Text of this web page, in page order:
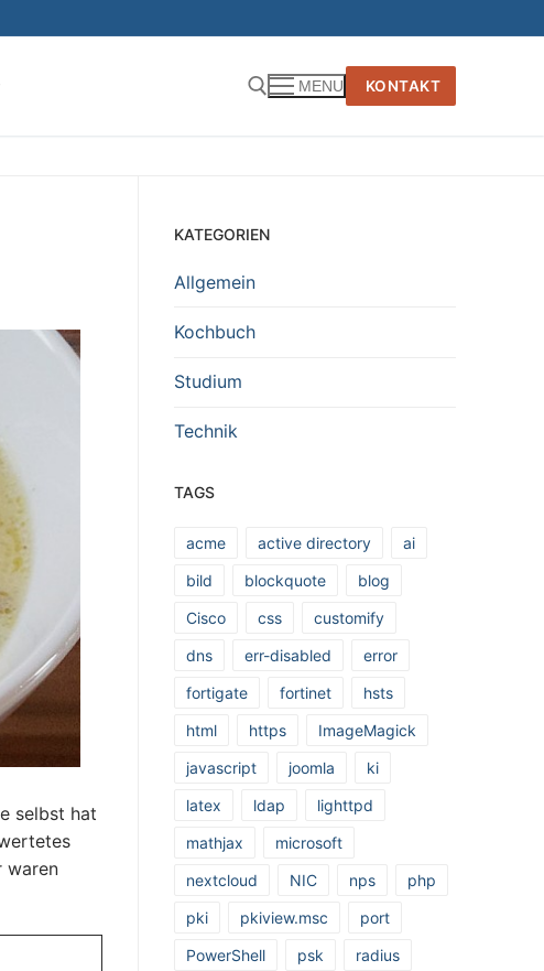
MENU KONTAKT
selbst hat
waren
KATEGORIEN
Allgemein
Kochbuch
Studium
Technik
TAGS
acme active directory
ai
bild
blockquote
blog
Cisco
css
customify
dns
err-disabled
error
fortigate
fortinet
hsts
html
https
ImageMagick
javascript
joomla
ki
latex
ldap
lighttpd
mathjax
microsoft
nextcloud
NIC nps
php
pki
pkiview.msc
port
PowerShell
psk
radius